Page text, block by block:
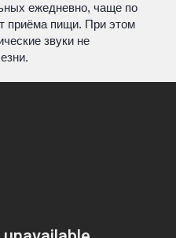
ежедневно, чаще по
приёма пищи. При этом
звуки не